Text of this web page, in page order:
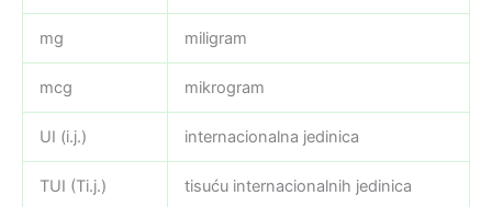
mg miligram
mcg mikrogram
UI (i.j.) internacionalna jedinica
TUI (Ti.j.) tisuću internacionalnih jedinica